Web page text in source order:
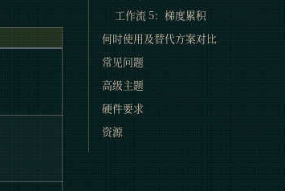
工作流 5：梯度累积
何时使用及替代方案对比
常见问题
高级主题
硬件要求
资源